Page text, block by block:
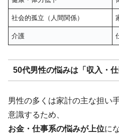
社会的孤立（人間関係）
介護
50代男性の悩みは「収入・
男性の多くは家計の主な担い
意識するため、
お金・仕事系の悩みが上位に